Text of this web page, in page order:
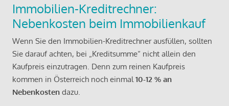
Immobilien-Kreditrechner:
Nebenkosten beim Immobilienkauf
Wenn Sie den Immobilien-Kreditrechner ausfüllen, sollten
Sie darauf achten, bei „Kreditsumme“ nicht allein den
Kaufpreis einzutragen. Denn zum reinen Kaufpreis
kommen in Österreich noch einmal10-12 % an
Nebenkosten dazu.